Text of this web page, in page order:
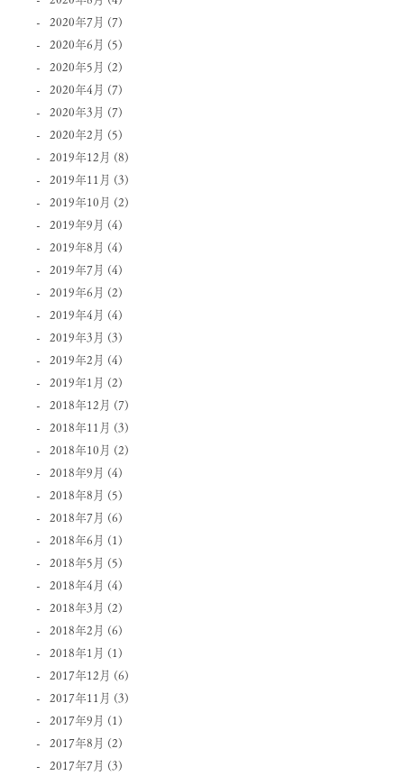
2020年7月 (7)
2020年6月 (5)
2020年5月 (2)
2020年4月 (7)
2020年3月 (7)
2020年2月 (5)
2019年12月 (8)
2019年11月 (3)
2019年10月 (2)
2019年9月 (4)
2019年8月 (4)
2019年7月 (4)
2019年6月 (2)
2019年4月 (4)
2019年3月 (3)
2019年2月 (4)
2019年1月 (2)
2018年12月 (7)
2018年11月 (3)
2018年10月 (2)
2018年9月 (4)
2018年8月 (5)
2018年7月 (6)
2018年6月 (1)
2018年5月 (5)
2018年4月 (4)
2018年3月 (2)
2018年2月 (6)
2018年1月 (1)
2017年12月 (6)
2017年11月 (3)
2017年9月 (1)
2017年8月 (2)
2017年7月 (3)